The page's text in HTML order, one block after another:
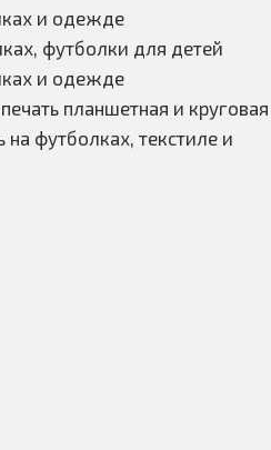
и одежде
футболки для детей
и одежде
планшетная и круговая
футболках, текстиле и